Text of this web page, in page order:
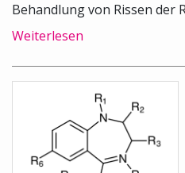
Behandlung von Rissen der
Weiterlesen